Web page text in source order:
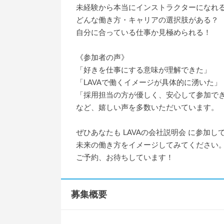
未経験から本当にインストラクターになれ
どんな働き方・キャリアの選択肢がある？
自分に合っている仕事か見極められる！
《参加者の声》
「好きを仕事にする意味が理解できた」
「LAVAで働くイメージが具体的に湧いた」
「採用担当の方が優しく、安心して参加で
など、嬉しい声を多数いただいています。
ぜひあなたも LAVAの会社説明会 に参加して
未来の働き方をイメージしてみてください。
ご予約、お待ちしています！
募集概要